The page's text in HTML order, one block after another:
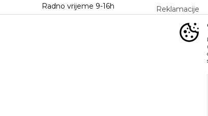
Radno vrijeme 9-16h
online@buzzsneakers.me
Reklamacije
Zamjena
su dio naše ponude i ne podrazumijeva da su